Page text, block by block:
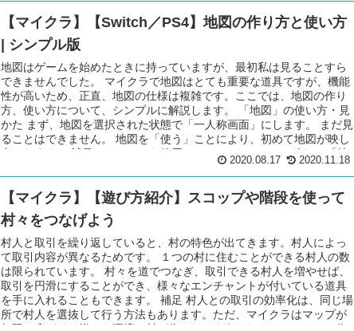
法がありますので、こちらを参照してください。 初期スポーン地点の
村で、ゲームに慣れながら村を発展させたら、次の村を探しに行きま
しょう。 ②座標を表示する 初心者でよくあるのが、どこにいるか分か
らなくなることです。地図を持った状態でゲームは始まりますが...
【マイクラ】【Switch／PS4】地図の作り方と使い方
| シンプル版
地図はゲームを始めたときに持っていますが、最初私は見ることすら
できませんでした。 マイクラで地図はとても重要な道具ですが、機能
性が高いため、正直、地図の仕様は複雑です。ここでは、地図の作り
方、使い方について、シンプルに解説します。 「地図」の使い方・見
かた まず、地図を選択された状態で「一人称画面」にします。 まだ見
ることはできません。 地図を「使う」ことにより、初めて地図が映し
出されます。 補足 アイテムを使用 Switch・PS…ZL(L2)ボタン 「地
図」の作り方 地図には種類があります。 ここではシンプルに「1024
の現在地が表示された地図」の一番簡単な作り方のみを紹介します。
地図の縮尺については好みがあると思いますが、私はこの縮尺が一番
気に入っています（記事を読んでもらえれば他の縮尺で作成する方法
も分かります）。 今から作る地図は 木材４つサトウキビ（紙）６つ鉄
４つレッドストーン１つ で作れます。 地図の範...
2020.08.17 2020.11.18
【マイクラ】【遊び方紹介】スコップや階段を使って
村々をつなげよう
村人と取引を繰り返していると、村の特色が出てきます。村人によっ
て取引内容が異なるためです。 １つの村に住むことができる村人の数
は限られています。 村々を道でつなぎ、取引できる村人を増やせば、
取引を円滑にすることができ、様々なエンチャントが付いている道具
を手に入れることもできます。 補足 村人との取引の効率化は、同じ場
所で村人を選抜して行う方法もあります。ただ、マイクラはマップが